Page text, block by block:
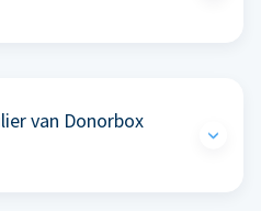
van Donorbox